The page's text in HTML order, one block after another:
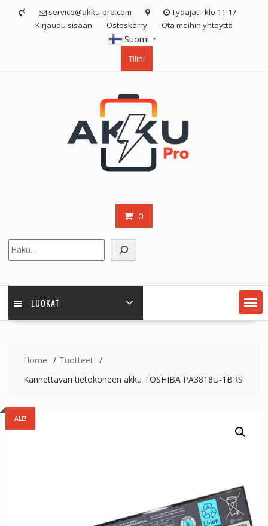
service@akku-pro.com
Työajat - klo 11-17
Kirjaudu sisään
Ostoskärry Ota meihin yhteyttä
Suomi ▼
Tilini
0
LUOKAT
Home
Tuotteet
Kannettavan tietokoneen akku TOSHIBA PA3818U-1BRS
ALE!